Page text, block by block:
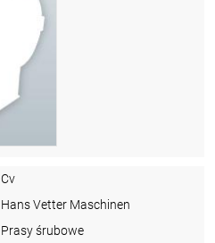
Cv
Hans Vetter Maschinen
Prasy śrubowe